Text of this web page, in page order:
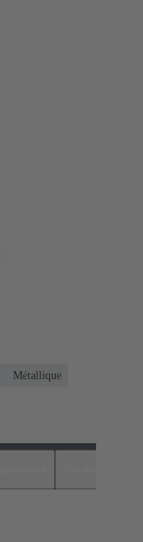
Métallique